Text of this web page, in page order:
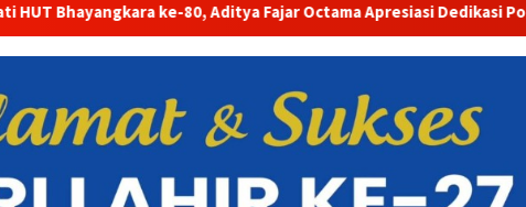
Octama Apresiasi Dedikasi Polri untuk Masyarakat Tak